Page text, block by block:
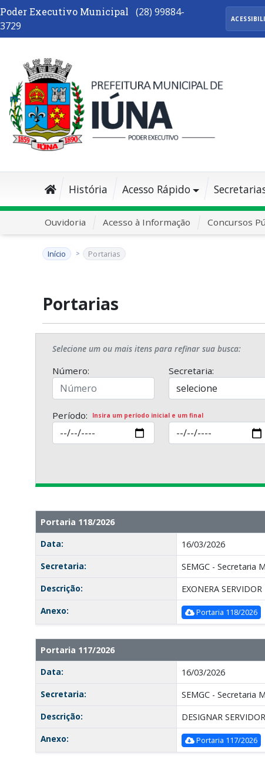
Poder Executivo Municipal
(28) 99884-
3729
História Acesso Rápido
Ouvidoria Acesso à Informação Concursos
Início Portarias
Portarias
Selecione um ou mais itens para refinar sua busca:
Número: Secretaria:
Período: Insira um período inicial e um final
Portaria 118/2026
Data:
16/03/2026
Secretaria:
SEMGC - Secretaria
Descrição:
EXONERA
Anexo:
Portaria 118/2026
Portaria 117/2026
Data:
16/03/2026
Secretaria:
SEMGC - Secretaria
Descrição:
DESIGNAR
Anexo:
Portaria 117/2026